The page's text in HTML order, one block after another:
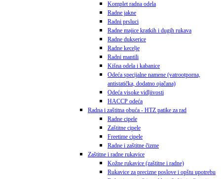
Komplet radna odela
Radne jakne
Radni prsluci
Radne majice kratkih i dugih rukava
Radne dukserice
Radne kecelje
Radni mantili
Kišna odela i kabanice
Odeća specijalne namene (vatrootporna,
antistatička, dodatno ojačana)
Odeća visoke vidljivosti
HACCP odeća
Radna i zaštitna obuća - HTZ patike za rad
Radne cipele
Zaštitne cipele
Freetime cipele
Radne i zaštitne čizme
Zaštitne i radne rukavice
Kožne rukavice (zaštitne i radne)
Rukavice za precizne poslove i opštu upotrebu